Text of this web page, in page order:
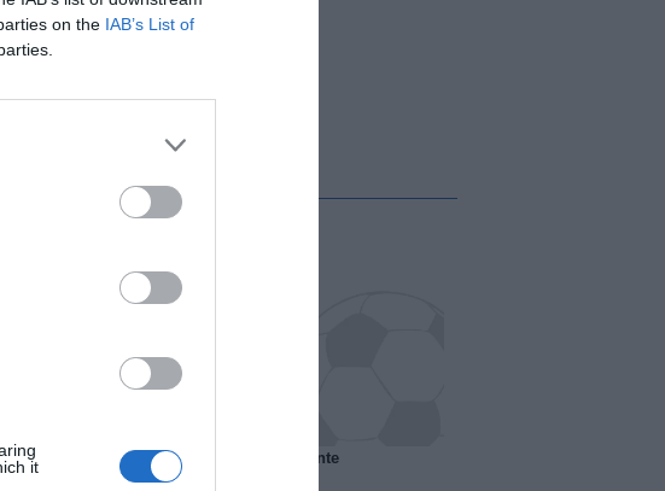
on the IAB’s List of
it
Francia, il Marsiglia senza presidente